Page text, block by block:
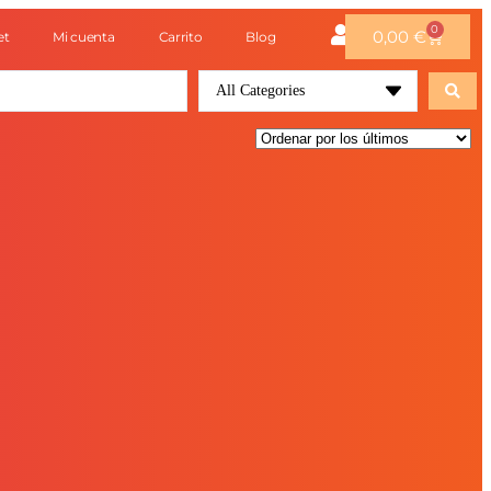
Mi cuenta Carrito Blog 0,00 € 0
All Categories